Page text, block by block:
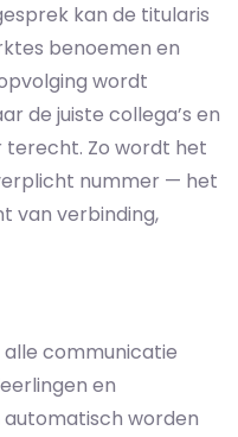
kan de titularis
benoemen en
wordt
de juiste collega’s en
terecht. Zo wordt het
nummer — het
van verbinding,
communicatie
en
worden